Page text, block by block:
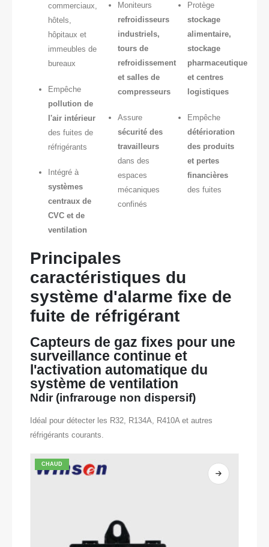
commerciaux,
hôtels,
hôpitaux et
immeubles de
bureaux
Empêche
pollution de
l'air intérieur
des fuites de
réfrigérants
Intégré à
systèmes
centraux de
CVC et de
ventilation
Moniteurs
refroidisseurs
industriels,
tours de
refroidissement
et salles de
compresseurs
Assure
sécurité des
travailleurs
dans des
espaces
mécaniques
confinés
Protège
stockage
alimentaire,
stockage
pharmaceutique
et centres
logistiques
Empêche
détérioration
des produits
et pertes
financières
des fuites
Principales
caractéristiques du
système d'alarme fixe de
fuite de réfrigérant
Capteurs de gaz fixes pour une
surveillance continue et
l'activation automatique du
système de ventilation
Ndir (infrarouge non dispersif)
Idéal pour détecter les R32, R134A, R410A et autres
réfrigérants courants.
CHAUD